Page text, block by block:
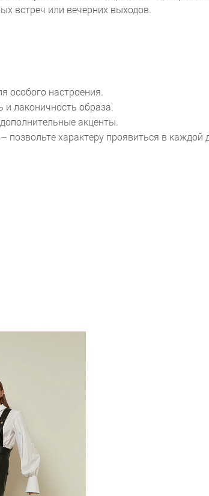
встреч или вечерних выходов.
особого настроения.
лаконичность образа.
акценты.
характеру проявиться в каждой